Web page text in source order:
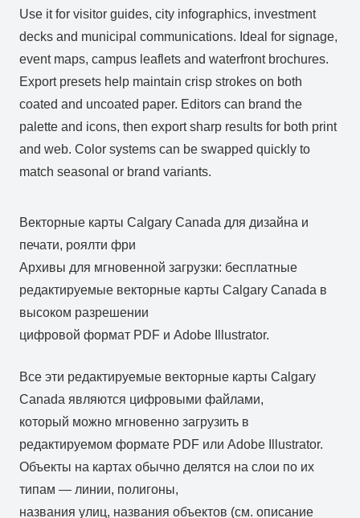
Use it for visitor guides, city infographics, investment
decks and municipal communications. Ideal for signage,
event maps, campus leaflets and waterfront brochures.
Export presets help maintain crisp strokes on both
coated and uncoated paper. Editors can brand the
palette and icons, then export sharp results for both print
and web. Color systems can be swapped quickly to
match seasonal or brand variants.
Векторные карты Calgary Canada для дизайна и
печати, роялти фри
Архивы для мгновенной загрузки: бесплатные
редактируемые векторные карты Calgary Canada в
высоком разрешении
цифровой формат PDF и Adobe Illustrator.
Все эти редактируемые векторные карты Calgary
Canada являются цифровыми файлами,
который можно мгновенно загрузить в
редактируемом формате PDF или Adobe Illustrator.
Объекты на картах обычно делятся на слои по их
типам — линии, полигоны,
названия улиц, названия объектов (см. описание